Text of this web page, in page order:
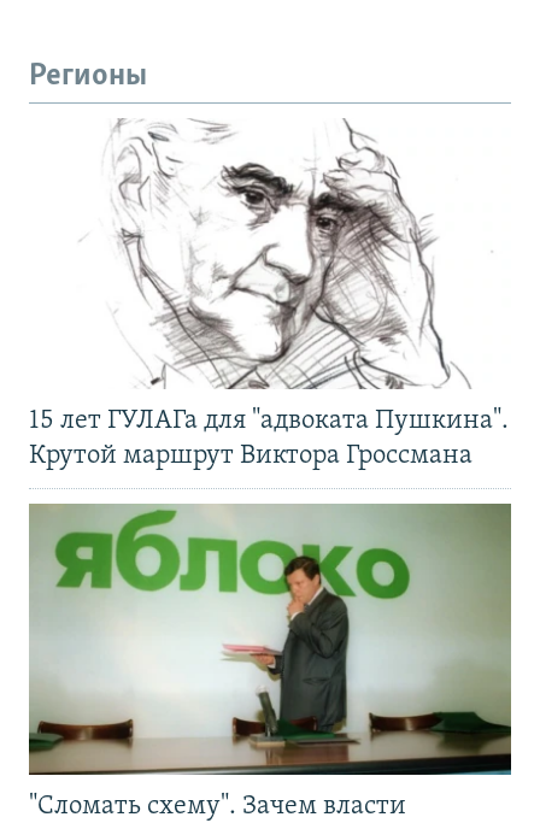
Регионы
15 лет ГУЛАГа для "адвоката Пушкина".
Крутой маршрут Виктора Гроссмана
"Сломать схему". Зачем власти